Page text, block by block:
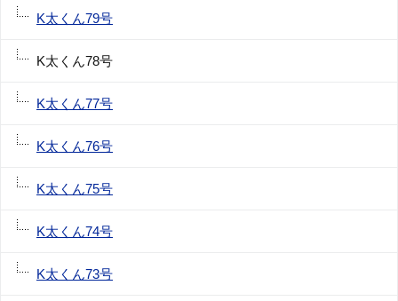
K太くん79号
K太くん78号
K太くん77号
K太くん76号
K太くん75号
K太くん74号
K太くん73号